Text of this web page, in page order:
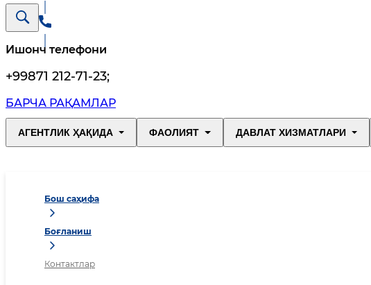
Ишонч телефони
+99871 212-71-23;
БАРЧА РАҚАМЛАР
АГЕНТЛИК ҲАҚИДА ФАОЛИЯТ ДАВЛАТ ХИЗМАТЛАРИ
Бош саҳифа
Боғланиш
Контактлар